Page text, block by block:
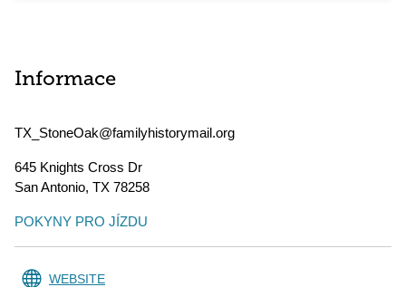
Informace
TX_StoneOak@familyhistorymail.org
645 Knights Cross Dr
San Antonio, TX 78258
POKYNY PRO JÍZDU
WEBSITE